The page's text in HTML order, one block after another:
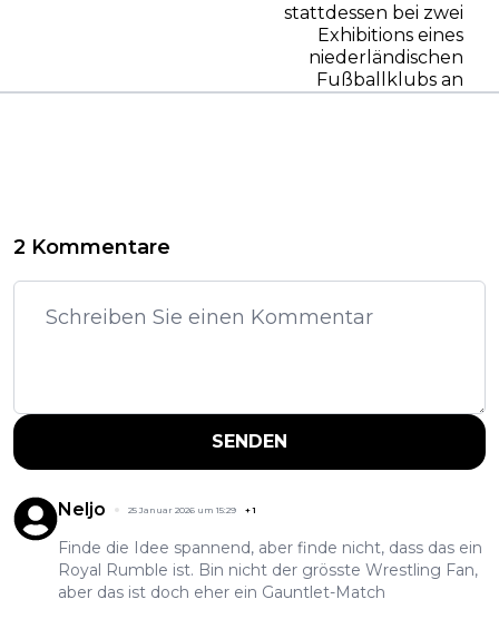
stattdessen bei zwei
Exhibitions eines
niederländischen
Fußballklubs an
2 Kommentare
SENDEN
Neljo 25 Januar 2026 um 15:29 +1
Finde die Idee spannend, aber finde nicht, dass das ein
Royal Rumble ist. Bin nicht der grösste Wrestling Fan,
aber das ist doch eher ein Gauntlet-Match